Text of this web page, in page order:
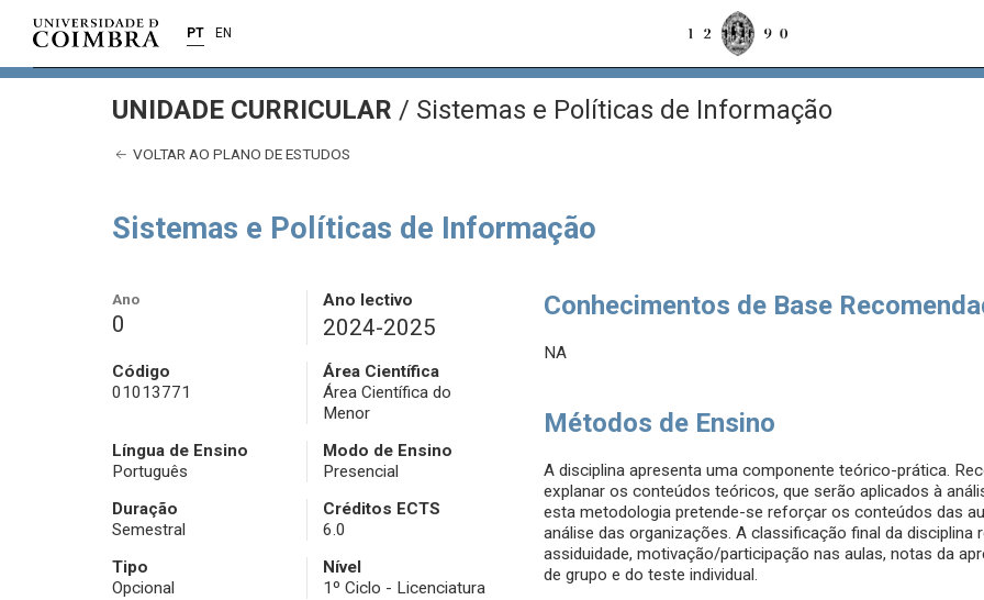
PT EN
UNIDADE CURRICULAR / Sistemas e Políticas de Informação
VOLTAR AO PLANO DE ESTUDOS
Sistemas e Políticas de Informação
Ano
0
Ano lectivo
2024-2025
Código
01013771
Área Científica
Área Científica do
Menor
Língua de Ensino
Português
Modo de Ensino
Presencial
Duração
Semestral
Créditos ECTS
6.0
Tipo
Opcional
Nível
1º Ciclo - Licenciatura
Conhecimentos de Base
NA
Métodos de Ensino
A disciplina apresenta uma componente teórico-prática.
explanar os conteúdos teóricos, que serão aplicados à
esta metodologia pretende-se reforçar os conteúdos das
análise das organizações. A classificação final da
assiduidade, motivação/participação nas aulas, notas da
de grupo e do teste individual.